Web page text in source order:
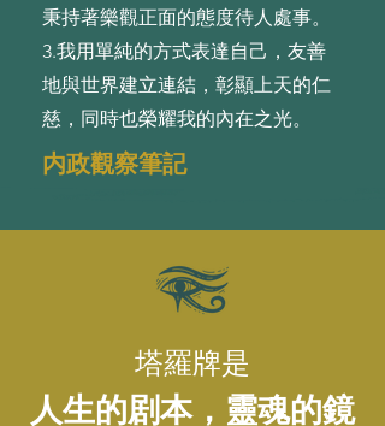
秉持著樂觀正⾯的態度待⼈處事。
3.我⽤單純的⽅式表達⾃⼰，友善
地與世界建⽴連結，彰顯上天的仁
慈，同時也榮耀我的內在之光。
内政觀察筆記
塔羅牌是
人生的剧本，靈魂的鏡